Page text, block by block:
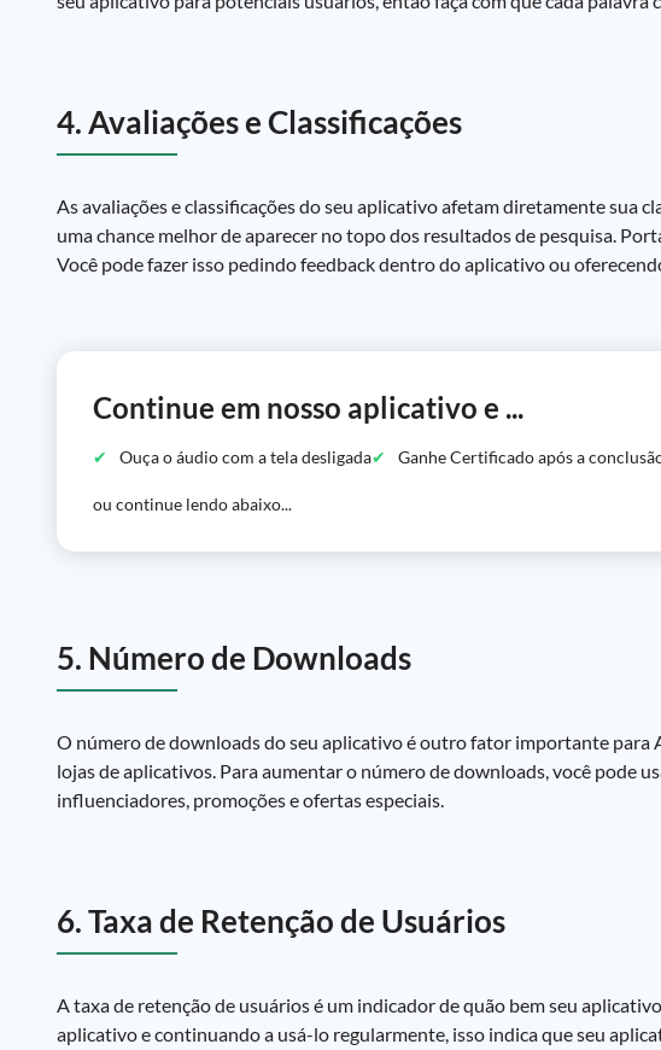
4. Avaliações e Classificações
As avaliações e classificações do seu aplicativo afetam diretamente sua
uma chance melhor de aparecer no topo dos resultados de pesquisa.
Você pode fazer isso pedindo feedback dentro do aplicativo ou
Continue em nosso aplicativo e ...
Ouça o áudio com a tela desligada Ganhe Certificado após a
ou continue lendo abaixo...
5. Número de Downloads
O número de downloads do seu aplicativo é outro fator importante para
lojas de aplicativos. Para aumentar o número de downloads, você pode
influenciadores, promoções e ofertas especiais.
6. Taxa de Retenção de Usuários
A taxa de retenção de usuários é um indicador de quão bem seu
aplicativo e continuando a usá-lo regularmente, isso indica que seu